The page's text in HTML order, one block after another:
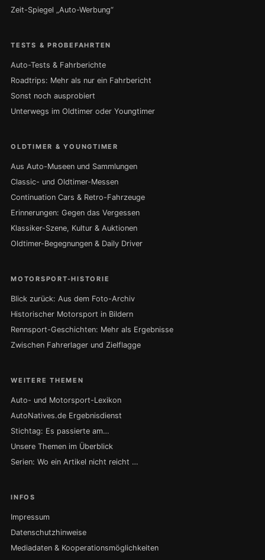
Zeit-Spiegel „Auto-Werbung“
TESTS & PROBEFAHRTEN
Auto-Tests & Fahrberichte
Roadtrips: Mehr als nur ein Fahrbericht
Sonst noch ausprobiert
Unterwegs im Oldtimer oder Youngtimer
OLDTIMER & YOUNGTIMER
Aus Auto-Museen und Sammlungen
Classic- und Oldtimer-Messen
Continuation Cars & Retro-Fahrzeuge
Erinnerungen: Gegen das Vergessen
Klassiker-Szene, Kultur & Auktionen
Oldtimer-Begegnungen & Daily Driver
MOTORSPORT-HISTORIE
Blick zurück: Aus dem Foto-Archiv
Historischer Motorsport in Bildern
Rennsport-Geschichten: Mehr als Ergebnisse
Zwischen Fahrerlager und Zielflagge
WEITERE THEMEN
Auto- und Motorsport-Lexikon
AutoNatives.de Ergebnisdienst
Stichtag: Es passierte am…
Unsere Themen im Überblick
Serien: Wo ein Artikel nicht reicht …
INFOS
Impressum
Datenschutzhinweise
Mediadaten & Kooperationsmöglichkeiten